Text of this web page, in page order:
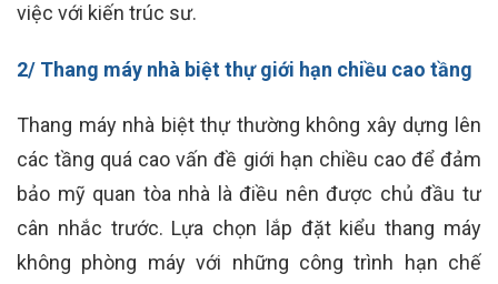
việc với kiến trúc sư.
2/ Thang máy nhà biệt thự giới hạn chiều cao tầng
Thang máy nhà biệt thự thường không xây dựng lên
các tầng quá cao vấn đề giới hạn chiều cao để đảm
bảo mỹ quan tòa nhà là điều nên được chủ đầu tư
cân nhắc trước. Lựa chọn lắp đặt kiểu thang máy
không phòng máy với những công trình hạn chế